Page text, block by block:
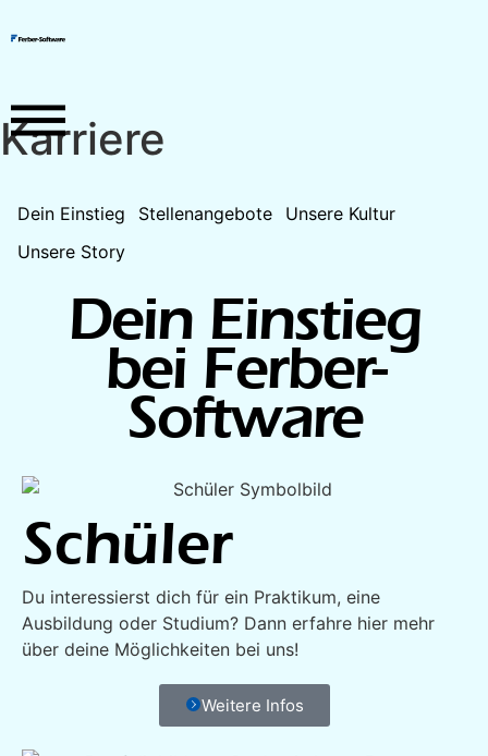
Karriere
Dein Einstieg Stellenangebote
Unsere Kultur
Unsere Story
Dein Einstieg
bei Ferber-
Software
Schüler
Du interessierst dich für ein Praktikum, eine
Ausbildung oder Studium? Dann erfahre hier mehr
über deine Möglichkeiten bei uns!
Weitere Infos